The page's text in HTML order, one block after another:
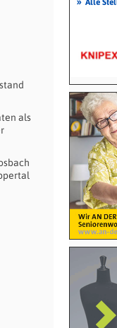
als
Alle